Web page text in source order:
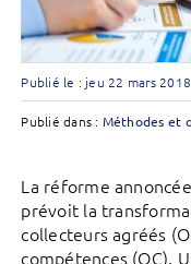
Publié le : jeu 22 mars 2018
Publié dans : Méthodes et
La réforme
prévoit la
collecteurs agréés
compétences (OC).